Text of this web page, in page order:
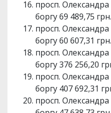
просп.
боргу 69 489,75 грн.
просп.
боргу 60 607,31 грн.
просп.
боргу 376 256,20
просп.
боргу 407 692,31
просп.